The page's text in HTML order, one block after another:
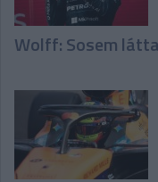
Wolff: Sosem